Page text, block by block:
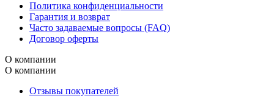
Политика конфиденциальности
Гарантия и возврат
Часто задаваемые вопросы (FAQ)
Договор оферты
О компании
О компании
Отзывы покупателей